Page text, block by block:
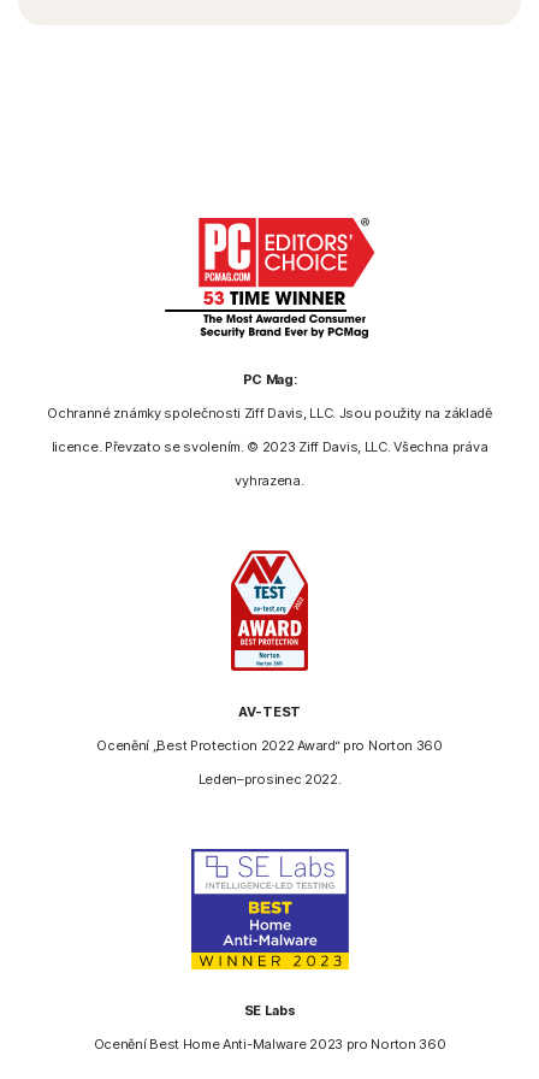
PC Mag:
Ochranné známky společnosti Ziff Davis, LLC. Jsou použity na základě
licence. Převzato se svolením. © 2023 Ziff Davis, LLC. Všechna práva
vyhrazena.
AV-TEST
Ocenění „Best Protection 2022 Award“ pro Norton 360
Leden–prosinec 2022.
SE Labs
Ocenění Best Home Anti-Malware 2023 pro Norton 360